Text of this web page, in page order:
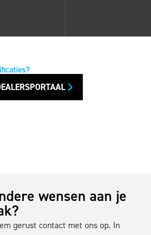
wensen aan je
gerust contact met ons op. In